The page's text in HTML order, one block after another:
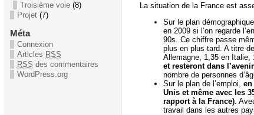
Troisième voie(8)
Projet(7)
Méta
Connexion
Articles RSS
RSS des commentaires
WordPress.org
La situation de la France est
Sur le plan
en 2009 si l’on regarde
90s. Ce chiffre passe
plus en plus tard. A titre
Allemagne, 1,35 en
et resteront dans
nombre de personnes
Sur le plan de l’emploi, en
Unis et même avec les
rapport à la France).
travail dans les autres